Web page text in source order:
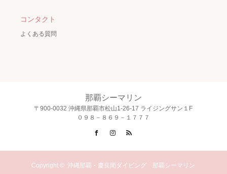
コンタクト
よくある質問
那覇シーマリン
〒900-0032 沖縄県那覇市松山1-26-17 ライジングサン１F
０９８－８６９－１７７７
FacebookInstagram
Copyright ©沖縄那覇・慶良間ダイビング 那覇シーマリン